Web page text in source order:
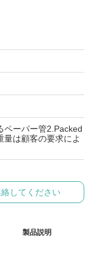
ペーパー管2.Packed
量は顧客の要求によ
してください
製品説明